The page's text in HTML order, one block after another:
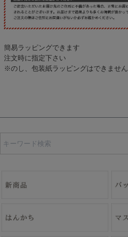
簡易ラッピングできます
注文時に指定下さい
※のし、包装紙ラッピングはできません